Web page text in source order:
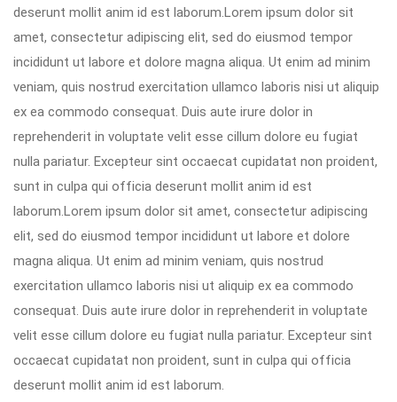
deserunt mollit anim id est laborum.Lorem ipsum dolor sit
amet, consectetur adipiscing elit, sed do eiusmod tempor
incididunt ut labore et dolore magna aliqua. Ut enim ad minim
veniam, quis nostrud exercitation ullamco laboris nisi ut aliquip
ex ea commodo consequat. Duis aute irure dolor in
reprehenderit in voluptate velit esse cillum dolore eu fugiat
nulla pariatur. Excepteur sint occaecat cupidatat non proident,
sunt in culpa qui officia deserunt mollit anim id est
laborum.Lorem ipsum dolor sit amet, consectetur adipiscing
elit, sed do eiusmod tempor incididunt ut labore et dolore
magna aliqua. Ut enim ad minim veniam, quis nostrud
exercitation ullamco laboris nisi ut aliquip ex ea commodo
consequat. Duis aute irure dolor in reprehenderit in voluptate
velit esse cillum dolore eu fugiat nulla pariatur. Excepteur sint
occaecat cupidatat non proident, sunt in culpa qui officia
deserunt mollit anim id est laborum.